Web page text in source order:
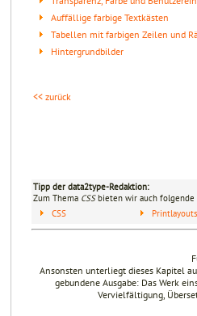
Auffällige farbige Textkästen
Tabellen mit farbigen Zeilen und
Hintergrundbilder
<< zurück
Tipp der data2type-Redaktion:
Zum Thema CSSbieten wir auch folgende
CSS
Ansonsten unterliegt dieses Kapitel
gebundene Ausgabe: Das Werk
Vervielfältigung,